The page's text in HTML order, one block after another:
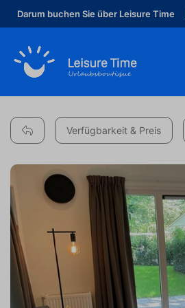
Darum buchen Sie über Leisure Time
Verfügbarkeit & Preis